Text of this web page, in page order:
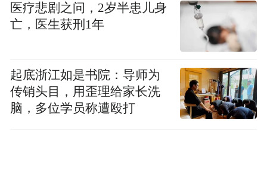
医疗悲剧之问，2岁半患儿身
亡，医生获刑1年
起底浙江如是书院：导师为
传销头目，用歪理给家长洗
脑，多位学员称遭殴打